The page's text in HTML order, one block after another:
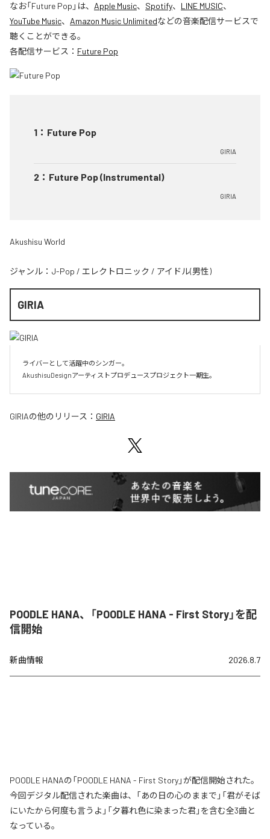
なお「Future Pop 」は、 Apple Music、 Spotify、 LINE MUSIC、
YouTube Music、 Amazon Music Unlimitedなどの音楽配信サービスで
聴くことができる。
各配信サービス： Future Pop
1 ： Future Pop
GIRIA
2 ： Future Pop (Instrumental)
GIRIA
Akushisu World
ジャンル： J-Pop / エレクトロニック / アイドル(男性)
GIRIA
ライバーとして活躍中のシンガー。
AkushisuDesignアーティストプロデュースプロジェクト一期生。
GIRIAの他のリリース： GIRIA
POODLE HANA、「POODLE HANA - First Story」を配
信開始
新曲情報 2026.8.7
POODLE HANAの「POODLE HANA - First Story」が配信開始された。
今回デジタル配信された楽曲は、「あの日の心のままで」「君がそば
にいたから何度も言うよ」「夕暮れ色に染まった君」を含む全3曲と
なっている。